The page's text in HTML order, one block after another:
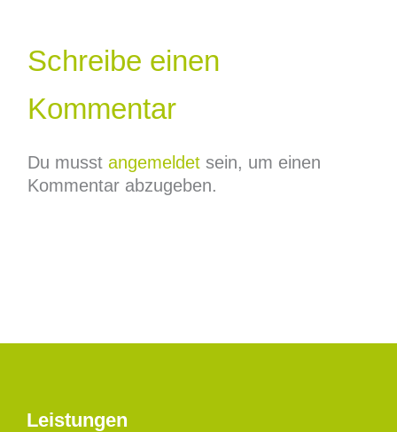
Schreibe einen
Kommentar
Du musst angemeldetsein, um einen
Kommentar abzugeben.
Leistungen